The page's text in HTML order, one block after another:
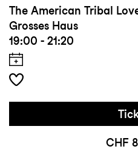
The American Tribal
Grosses Haus
19:00 - 21:20
CHF